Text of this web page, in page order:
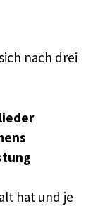
nach drei
hat und je